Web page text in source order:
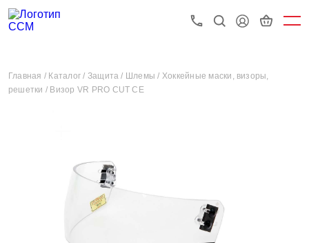
Главная / Каталог / Защита / Шлемы / Хоккейные маски, визоры,
решетки / Визор VR PRO CUT CE